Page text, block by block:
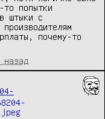
попытки
штыки с
почему-то
назад